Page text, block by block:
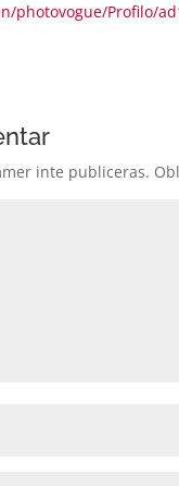
photovogue/Profilo/
inte publiceras.